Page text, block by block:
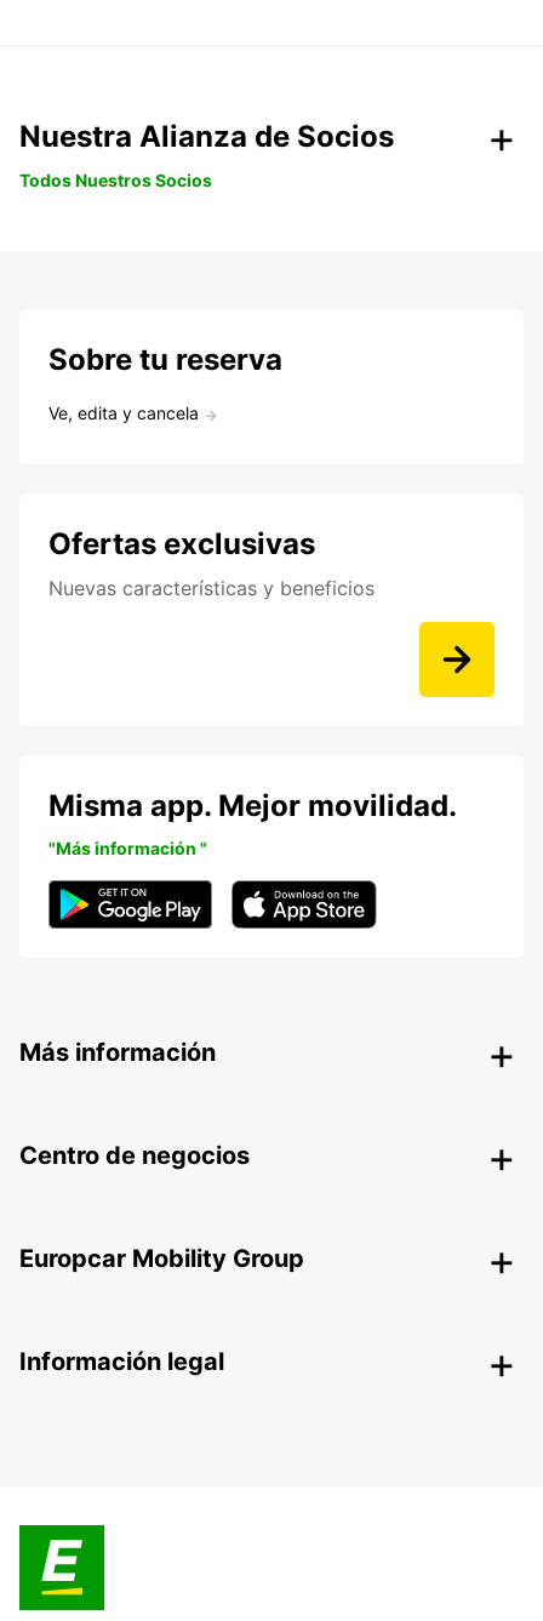
Nuestra Alianza de Socios
Todos Nuestros Socios
Sobre tu reserva
Ve, edita y cancela
Ofertas exclusivas
Nuevas características y beneficios
Misma app. Mejor movilidad.
"Más información "
Más información
Centro de negocios
Europcar Mobility Group
Información legal